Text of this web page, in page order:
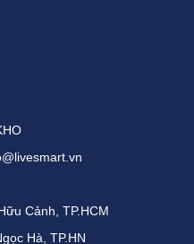
Cảnh, TP.HCM
Hà, TP.HN